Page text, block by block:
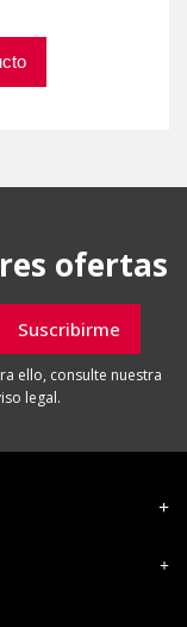
ofertas
ello, consulte nuestra
legal.